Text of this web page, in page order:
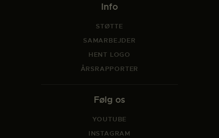
Info
STØTTE
SAMARBEJDER
HENT LOGO
ÅRSRAPPORTER
Følg os
YOUTUBE
INSTAGRAM